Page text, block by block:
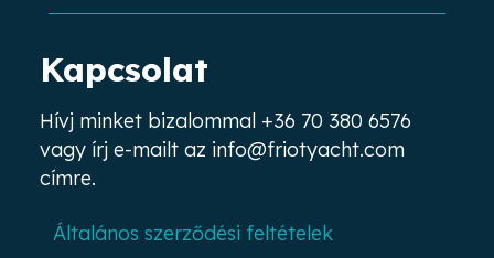
Kapcsolat
Hívj minket bizalommal +36 70 380 6576
vagy írj e-mailt az info@friotyacht.com
címre.
Általános szerződési feltételek